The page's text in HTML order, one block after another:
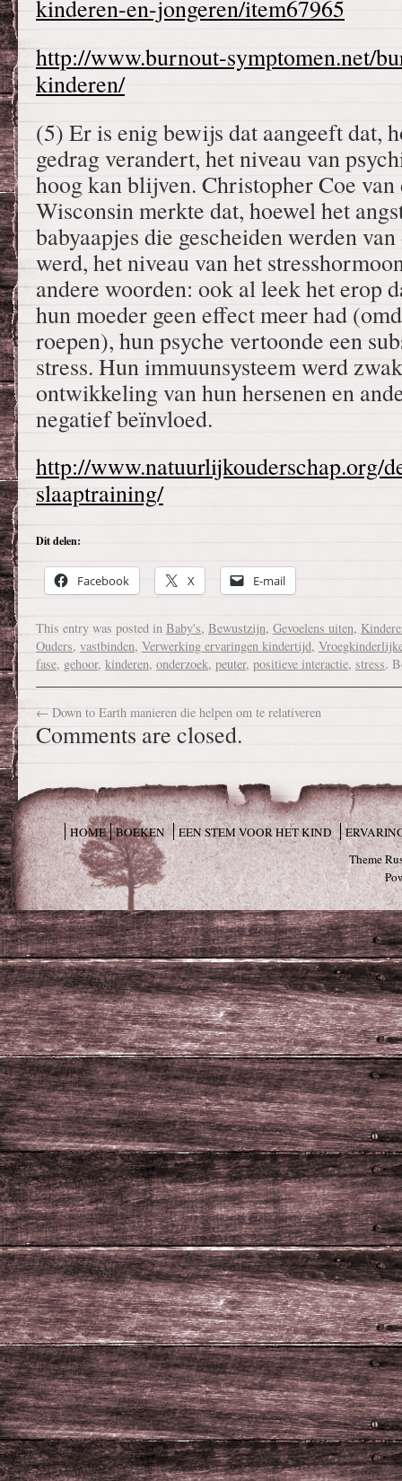
kinderen-en-jongeren/item67965
http://www.burnout-symptomen.net/
kinderen/
(5) Er is enig bewijs dat aangeeft dat,
gedrag verandert, het niveau van
hoog kan blijven. Christopher Coe
Wisconsin merkte dat, hoewel het
babyaapjes die gescheiden werden
werd, het niveau van het
andere woorden: ook al leek het erop
hun moeder geen effect meer had
roepen), hun psyche vertoonde een
stress. Hun immuunsysteem werd
ontwikkeling van hun hersenen en
negatief beïnvloed.
http://www.natuurlijkouderschap.org/
slaaptraining/
Dit delen:
Facebook X E-mail
This entry was posted in Baby's, Bewustzijn, Gevoelens uiten,
Ouders, vastbinden, Verwerking ervaringen kindertijd,
fase, gehoor, kinderen, onderzoek, peuter, positieve interactie, stress.
← Down to Earth manieren die helpen om te relativeren
Comments are closed.
HOME BOEKEN EEN STEM VOOR HET KIND
Theme